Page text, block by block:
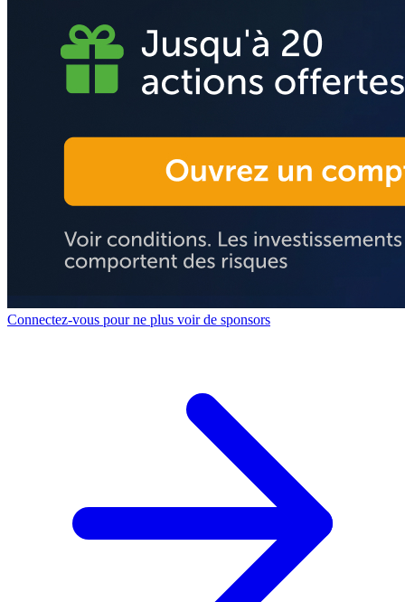
Connectez-vous pour ne plus voir de sponsors